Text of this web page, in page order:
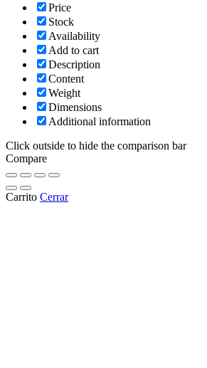
Price
Stock
Availability
Add to cart
Description
Content
Weight
Dimensions
Additional information
Click outside to hide the comparison bar
Compare
Carrito Cerrar